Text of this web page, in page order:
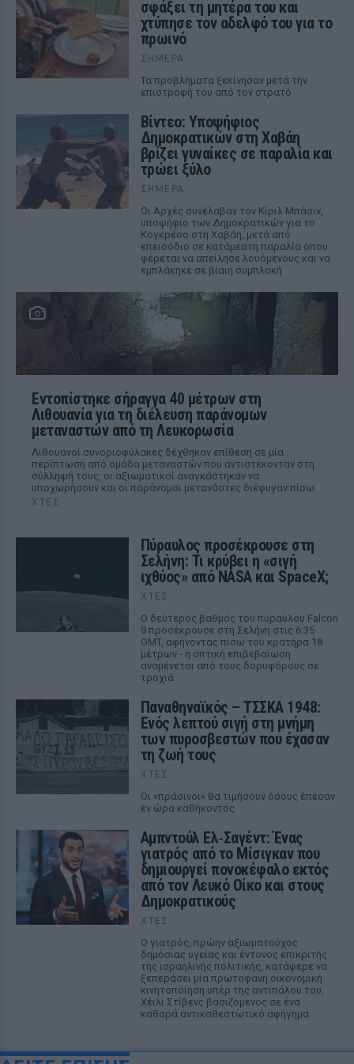
σφάξει τη μητέρα του και
χτύπησε τον αδελφό του για το
πρωινό
ΣΉΜΕΡΑ
Τα προβλήματα ξεκίνησαν μετά την
επιστροφή του από τον στρατό
Βίντεο: Υποψήφιος
Δημοκρατικών στη Χαβάη
βρίζει γυναίκες σε παραλία και
τρώει ξύλο
ΣΉΜΕΡΑ
Οι Αρχές συνέλαβαν τον Κίριλ Μπάσιν,
υποψήφιο των Δημοκρατικών για το
Κογκρέσο στη Χαβάη, μετά από
επεισόδιο σε κατάμεστη παραλία όπου
φέρεται να απείλησε λουόμενους και να
εμπλάκηκε σε βίαιη συμπλοκή
Εντοπίστηκε σήραγγα 40 μέτρων στη
Λιθουανία για τη διέλευση παράνομων
μεταναστών από τη Λευκορωσία
Λιθουανοί συνοριοφύλακες δέχθηκαν επίθεση σε μία
περίπτωση από ομάδα μεταναστών που αντιστέκονταν στη
σύλληψή τους, οι αξιωματικοί αναγκάστηκαν να
υποχωρήσουν και οι παράνομοι μετανάστες διέφυγαν πίσω
ΧΤΕΣ
Πύραυλος προσέκρουσε στη
Σελήνη: Τι κρύβει η «σιγή
ιχθύος» από NASA και SpaceX;
ΧΤΕΣ
Ο δεύτερος βαθμός του πυραύλου Falcon
9 προσέκρουσε στη Σελήνη στις 6:35
GMT, αφήνοντας πίσω του κρατήρα 18
μέτρων - η οπτική επιβεβαίωση
αναμένεται από τους δορυφόρους σε
τροχιά
Παναθηναϊκός – ΤΣΣΚΑ 1948:
Ενός λεπτού σιγή στη μνήμη
των πυροσβεστών που έχασαν
τη ζωή τους
ΧΤΕΣ
Οι «πράσινοι« θα τιμήσουν όσους έπεσαν
εν ώρα καθήκοντος
Αμπντούλ Ελ‑Σαγέντ: Ένας
γιατρός από το Μίσιγκαν που
δημιουργεί πονοκέφαλο εκτός
από τον Λευκό Οίκο και στους
Δημοκρατικούς
ΧΤΕΣ
Ο γιατρός, πρώην αξιωματούχος
δημόσιας υγείας και έντονος επικριτής
της ισραηλινής πολιτικής, κατάφερε να
ξεπεράσει μία πρωτοφανή οικονομική
κινητοποίηση υπέρ της αντιπάλου του,
Χέιλι Στίβενς βασιζόμενος σε ένα
καθαρά αντικαθεστωτικό αφήγημα